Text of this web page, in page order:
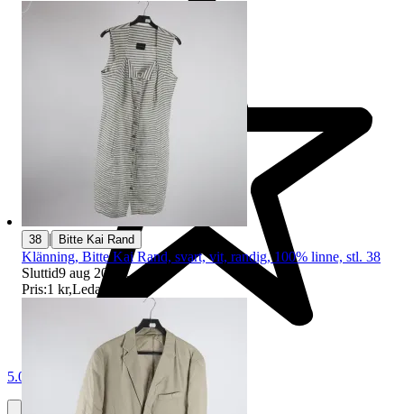
5.0
38 | Bitte Kai Rand
Klänning, Bitte Kai Rand, svart, vit, randig, 100% linne, stl. 38
Sluttid9 aug 20:27 .
Pris:1 kr,Ledande bud